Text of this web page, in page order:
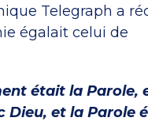
Telegraph a
égalait celui de
était la Parole,
Dieu, et la Parole